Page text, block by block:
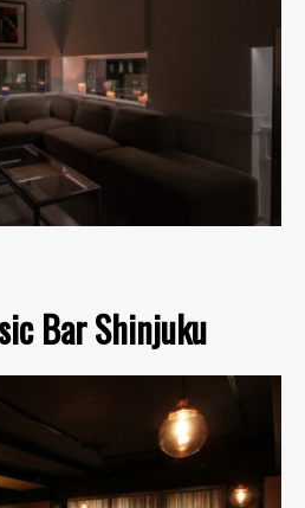
Bar Shinjuku